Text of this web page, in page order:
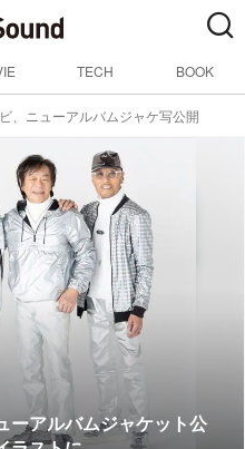
TECH BOOK
、ニューアルバムジャケ写公開
アルバムジャケット公